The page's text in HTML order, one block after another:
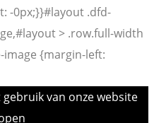
-0px;}}#layout .dfd-
> .row.full-width
{margin-left:
van onze website